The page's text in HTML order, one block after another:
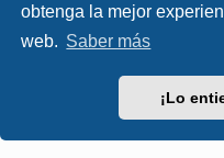
obtenga la mejor
web. Saber más
¡Lo